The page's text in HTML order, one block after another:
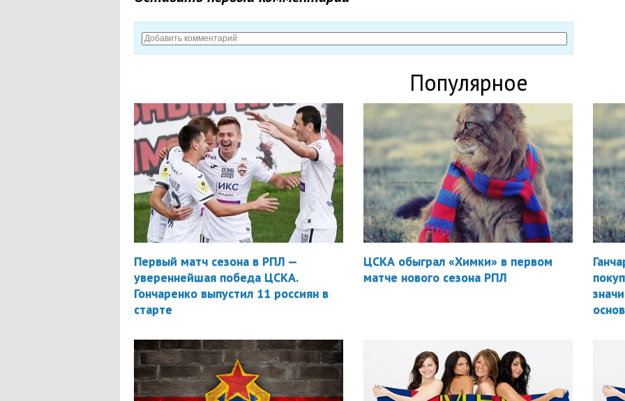
Популярное
Первый матч сезона в РПЛ —
увереннейшая победа ЦСКА.
Гончаренко выпустил 11 россиян в
старте
ЦСКА обыграл «Химки» в первом
матче нового сезона РПЛ